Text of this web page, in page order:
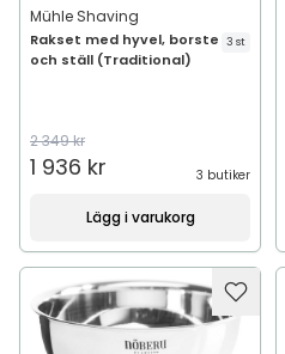
Mühle Shaving
Rakset med hyvel, borste
och ställ (Traditional)
3 st
2 349 kr
1 936 kr 3 butiker
Lägg i varukorg